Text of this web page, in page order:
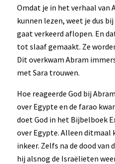
Omdat je in het verhaal van
kunnen lezen, weet je dus
gaat verkeerd aflopen. En
tot slaaf gemaakt. Ze
Dit overkwam Abram
met Sara trouwen.
Hoe reageerde God bij
over Egypte en de farao
doet God in het Bijbelboek
over Egypte. Alleen
inkeer. Zelfs na de dood
hij alsnog de Israëlieten